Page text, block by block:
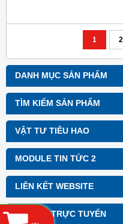
DANH MỤC SẢN PHẨM
TÌM KIẾM SẢN PHẨM
VẬT TƯ TIÊU HAO
MODULE TIN TỨC 2
LIÊN KẾT WEBSITE
HỔ TRỢ TRỰC TUYẾN
1 2